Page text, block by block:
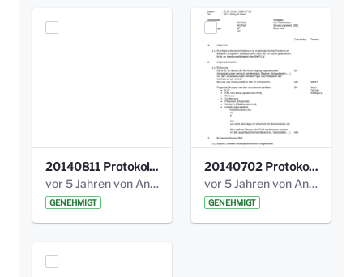
20140811 Protokoll Park am Gesundheitsamt 02.pdf
vor 5 Jahren von Anni Schlumberger
GENEHMIGT
20140702 Protokoll Park am Gesundheitsam 01.pdf
vor 5 Jahren von Anni Schlumberger
GENEHMIGT